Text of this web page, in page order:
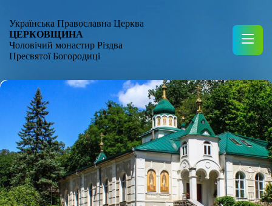
Українська Православна Церква
ЦЕРКОВЩИНА
Чоловічий монастир Різдва
Пресвятої Богородиці